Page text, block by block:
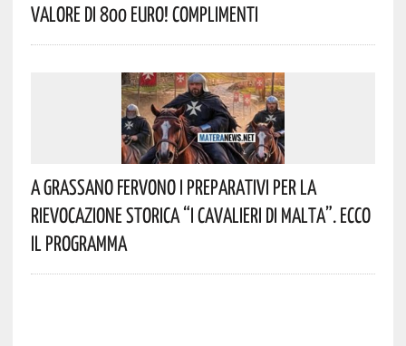
Valore Di 800 Euro! Complimenti
A Grassano Fervono I Preparativi Per La
Rievocazione Storica “I CAVALIERI DI MALTA”. Ecco
Il Programma